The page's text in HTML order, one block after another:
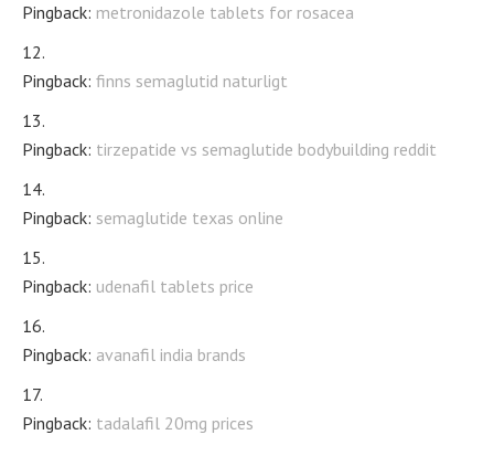
Pingback: metronidazole tablets for rosacea
Pingback: finns semaglutid naturligt
Pingback: tirzepatide vs semaglutide bodybuilding reddit
Pingback: semaglutide texas online
Pingback: udenafil tablets price
Pingback: avanafil india brands
Pingback: tadalafil 20mg prices